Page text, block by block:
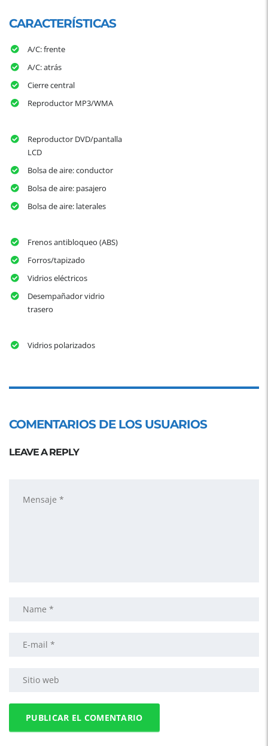
CARACTERÍSTICAS
A/C: frente
A/C: atrás
Cierre central
Reproductor MP3/WMA
Reproductor DVD/pantalla
LCD
Bolsa de aire: conductor
Bolsa de aire: pasajero
Bolsa de aire: laterales
Frenos antibloqueo (ABS)
Forros/tapizado
Vidrios eléctricos
Desempañador vidrio
trasero
Vidrios polarizados
COMENTARIOS DE LOS USUARIOS
LEAVE A REPLY